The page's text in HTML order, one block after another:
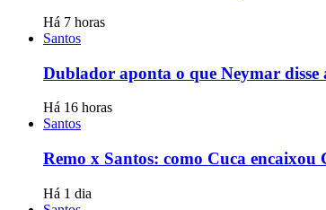
Há 7 horas
Santos
Dublador aponta o que Neymar
Há 16 horas
Santos
Remo x Santos: como Cuca
Há 1 dia